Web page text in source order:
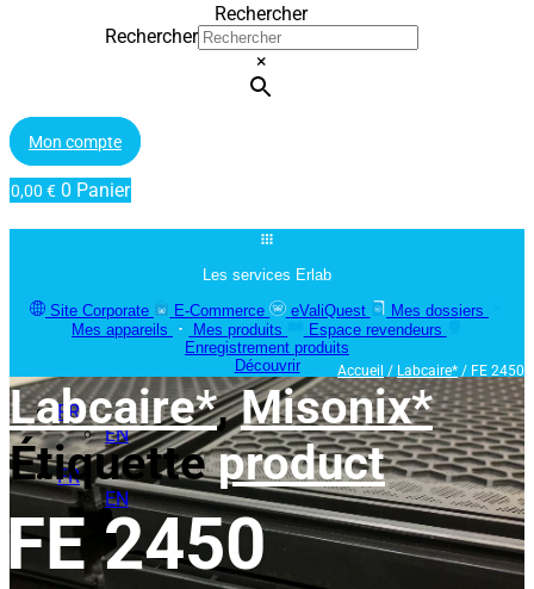
Rechercher
Rechercher
×
Mon compte
0,00 € 0 Panier
Les services Erlab
Site Corporate
E-Commerce eValiQuest
Mes dossiers
Mes appareils
Mes produits
Espace revendeurs
Enregistrement produits
Découvrir
FR
EN
FR
EN
Accueil / Labcaire* / FE 2450
Labcaire*,Misonix*
Étiquette product
FE 2450